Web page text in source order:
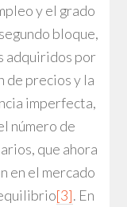
y el grado
bloque,
adquiridos por
de precios y la
imperfecta,
número de
que ahora
en el mercado
[3]. En